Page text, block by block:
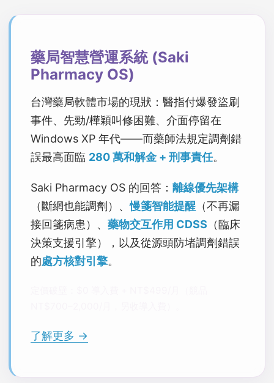
藥局智慧營運系統 (Saki
Pharmacy OS)
台灣藥局軟體市場的現狀：醫指付爆發盜刷
事件、先勁/樺穎叫修困難、介面停留在
Windows XP 年代——而藥師法規定調劑錯
誤最高面臨 280 萬和解金 + 刑事責任。
Saki Pharmacy OS 的回答： 離線優先架構
（斷網也能調劑）、慢箋智能提醒 （不再漏
接回箋病患）、 藥物交互作用 CDSS （臨床
決策支援引擎），以及從源頭防堵調劑錯誤
的處方核對引擎。
了解更多 →